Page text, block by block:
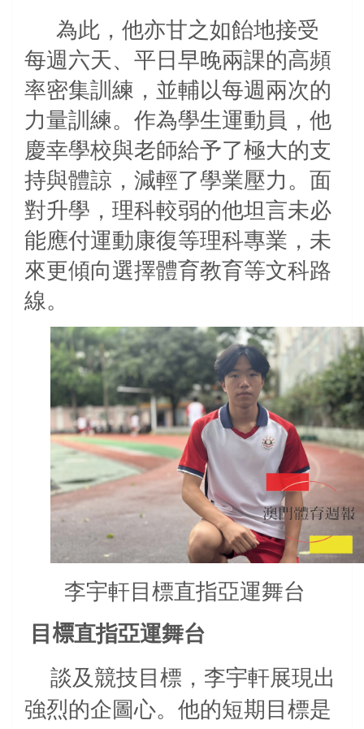
為此，他亦甘之如飴地接受
每週六天、平日早晚兩課的高頻
率密集訓練，並輔以每週兩次的
力量訓練。作為學生運動員，他
慶幸學校與老師給予了極大的支
持與體諒，減輕了學業壓力。面
對升學，理科較弱的他坦言未必
能應付運動康復等理科專業，未
來更傾向選擇體育教育等文科路
線。
李宇軒目標直指亞運舞台
目 標直指亞運舞台
談及競技目標，李宇軒展現出
強烈的企圖心。他的短期目標是